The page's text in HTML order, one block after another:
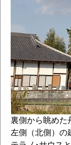
裏側から眺めた
左側（北側）の